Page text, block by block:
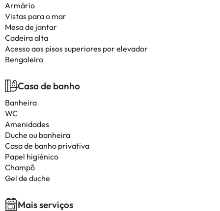
Armário
Vistas para o mar
Mesa de jantar
Cadeira alta
Acesso aos pisos superiores por elevador
Bengaleiro
Casa de banho
Banheira
WC
Amenidades
Duche ou banheira
Casa de banho privativa
Papel higiénico
Champô
Gel de duche
Mais serviços